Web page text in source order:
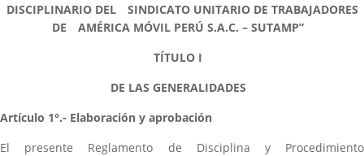
DISCIPLINARIO DEL
SINDICATO UNITARIO DE TRABAJADORES
DE
AMÉRICA MÓVIL PERÚ S.A.C. – SUTAMP”
TÍTULO I
DE LAS GENERALIDADES
Artículo 1°.- Elaboración y aprobación
El presente Reglamento de Disciplina y Procedimiento